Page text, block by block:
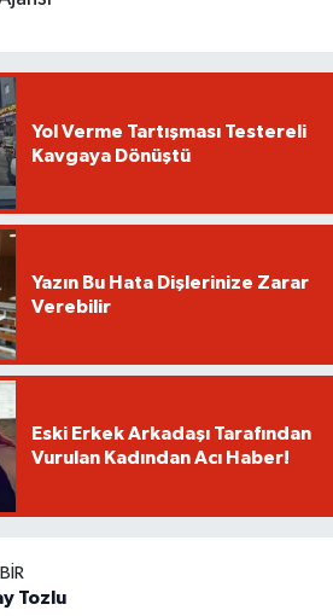
Yol Verme Tartışması Testereli
Kavgaya Dönüştü
Yazın Bu Hata Dişlerinize Zarar
Verebilir
Eski Erkek Arkadaşı Tarafından
Vurulan Kadından Acı Haber!
Tozlu